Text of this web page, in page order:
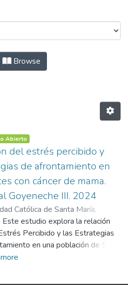
by Author
Browse
Abierto
del estrés percibido y
de afrontamiento en
con cáncer de mama.
Goyeneche III. 2024
Católica de Santa María,
13) Angulo Bustinza, Luz Raquel
Abril Mayte
estudio explora la relación
Percibido y las Estrategias
en una población de 50
con cáncer de mama, atendidas